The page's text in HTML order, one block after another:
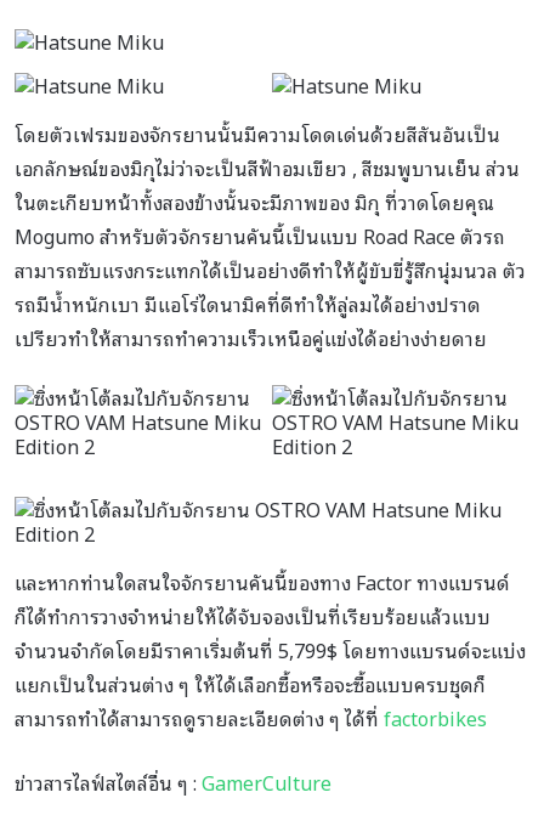
โดยตัวเฟรมของจักรยานนั้นมีความโดดเด่นด้วยสีสันอันเป็น
เอกลักษณ์ของมิกุไม่ว่าจะเป็นสีฟ้าอมเขียว , สีชมพูบานเย็น ส่วน
ในตะเกียบหน้าทั้งสองข้างนั้นจะมีภาพของ มิกุ ที่วาดโดยคุณ
Mogumo สำหรับตัวจักรยานคันนี้เป็นแบบ Road Race ตัวรถ
สามารถซับแรงกระแทกได้เป็นอย่างดีทำให้ผู้ขับขี่รู้สึกนุ่มนวล ตัว
รถมีน้ำหนักเบา มีแอโร่ไดนามิคที่ดีทำให้ลู่ลมได้อย่างปราด
เปรียวทำให้สามารถทำความเร็วเหนือคู่แข่งได้อย่างง่ายดาย
และหากท่านใดสนใจจักรยานคันนี้ของทาง Factor ทางแบรนด์
ก็ได้ทำการวางจำหน่ายให้ได้จับจองเป็นที่เรียบร้อยแล้วแบบ
จำนวนจำกัดโดยมีราคาเริ่มต้นที่ 5,799$ โดยทางแบรนด์จะแบ่ง
แยกเป็นในส่วนต่าง ๆ ให้ได้เลือกซื้อหรือจะซื้อแบบครบชุดก็
สามารถทำได้สามารถดูรายละเอียดต่าง ๆ ได้ที่factorbikes
ข่าวสารไลฟ์สไตล์อื่น ๆ :GamerCulture